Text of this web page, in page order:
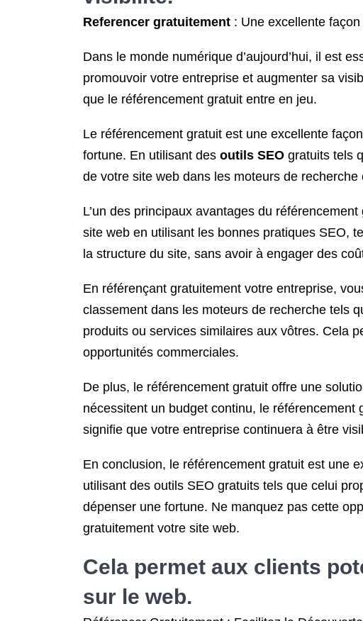
Referencer gratuitement : Une excellente
Dans le monde numérique d’aujourd’hui, il est
promouvoir votre entreprise et augmenter sa
que le référencement gratuit entre en jeu.
Le référencement gratuit est une excellente
fortune. En utilisant des outils SEO gratuits tels
de votre site web dans les moteurs de
L’un des principaux avantages du
site web en utilisant les bonnes pratiques SEO,
la structure du site, sans avoir à engager des
En référençant gratuitement votre entreprise,
classement dans les moteurs de recherche tels
produits ou services similaires aux vôtres. Cela
opportunités commerciales.
De plus, le référencement gratuit offre une
nécessitent un budget continu, le
signifie que votre entreprise continuera à être
En conclusion, le référencement gratuit est une
utilisant des outils SEO gratuits tels que celui
dépenser une fortune. Ne manquez pas cette
gratuitement votre site web.
Cela permet aux clients
sur le web.